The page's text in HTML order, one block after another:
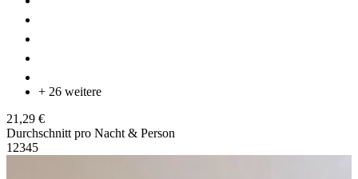
+ 26 weitere
21,29 €
Durchschnitt pro Nacht & Person
1 2345